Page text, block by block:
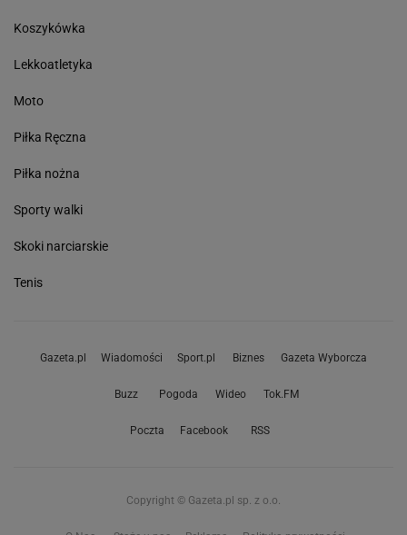
Koszykówka
Lekkoatletyka
Moto
Piłka Ręczna
Piłka nożna
Sporty walki
Skoki narciarskie
Tenis
Gazeta.pl Wiadomości Sport.pl Biznes Gazeta Wyborcza
Buzz Pogoda Wideo Tok.FM
Poczta Facebook RSS
Copyright © Gazeta.pl sp. z o.o.